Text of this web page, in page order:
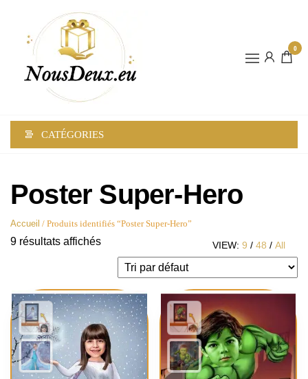
0
CATÉGORIES
Poster Super-Hero
Accueil / Produits identifiés “Poster Super-Hero”
VIEW: 9 / 48 / All
9 résultats affichés